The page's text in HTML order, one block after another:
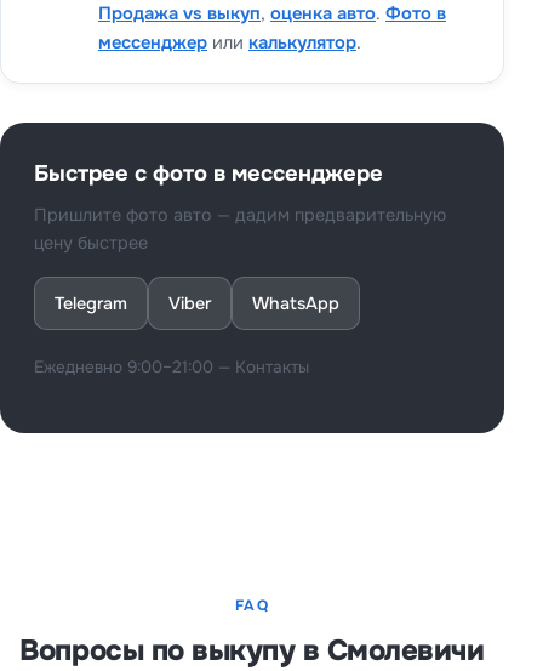
Продажа vs выкуп, оценка авто. Фото в
мессенджер или калькулятор.
Быстрее с фото в мессенджере
Пришлите фото авто — дадим предварительную
цену быстрее
Telegram Viber WhatsApp
Ежедневно 9:00–21:00 — Контакты
FAQ
Вопросы по выкупу в Смолевичи